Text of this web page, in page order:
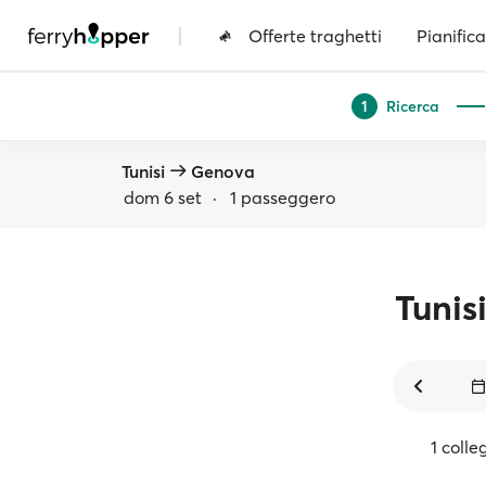
| Offerte traghetti Pianifica
1 Ricerca
Tunisi
Genova
dom 6 set · 1 passeggero
1